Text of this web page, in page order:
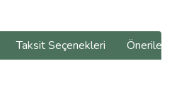
Taksit Seçenekleri